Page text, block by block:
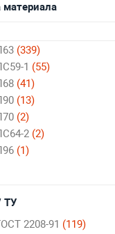
материала
(339)
1 (55)
(41)
(13)
(2)
2 (2)
(1)
ТУ
2208-91 (119)